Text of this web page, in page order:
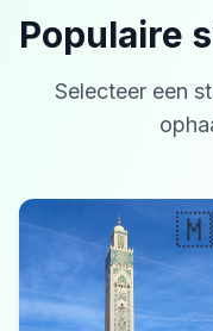
Populaire
Selecteer een